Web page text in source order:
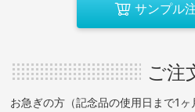
サンプル
ご注
お急ぎの方（記念品の使用日まで1